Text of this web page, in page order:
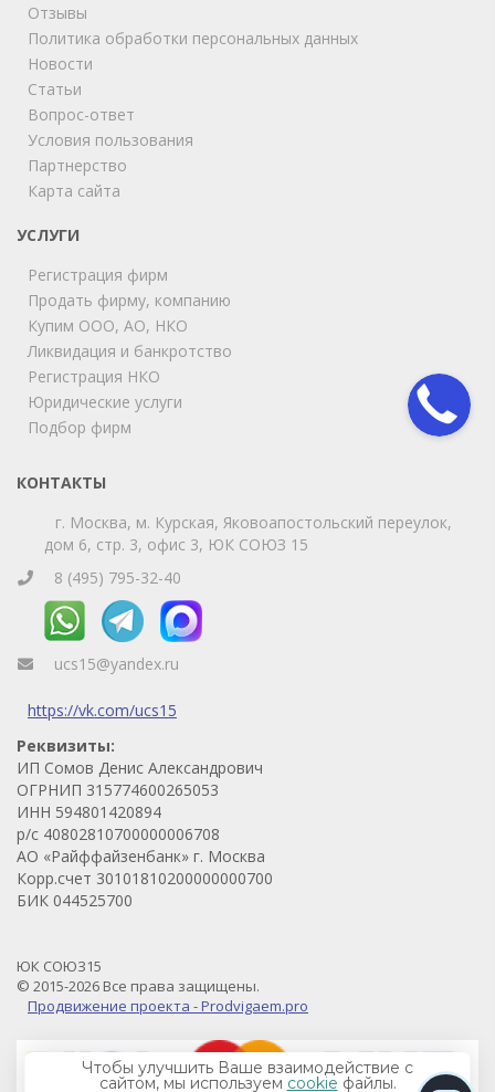
Отзывы
Политика обработки персональных данных
Новости
Статьи
Вопрос-ответ
Условия пользования
Партнерство
Карта сайта
УСЛУГИ
Регистрация фирм
Продать фирму, компанию
Купим ООО, АО, НКО
Ликвидация и банкротство
Регистрация НКО
Юридические услуги
Подбор фирм
КОНТАКТЫ
г. Москва, м. Курская, Яковоапостольский переулок,
дом 6, стр. 3, офис 3, ЮК СОЮЗ 15
8 (495) 795-32-40
ucs15@yandex.ru
https://vk.com/ucs15
Реквизиты:
ИП Сомов Денис Александрович
ОГРНИП 315774600265053
ИНН 594801420894
р/с 40802810700000006708
АО «Райффайзенбанк» г. Москва
Корр.счет 30101810200000000700
БИК 044525700
ЮК СОЮЗ15
© 2015-2026 Все права защищены.
Продвижение проекта - Prodvigaem.pro
Чтобы улучшить Ваше взаимодействие с
сайтом, мы используем cookie файлы.
Мы на связи!
Позвоните нам или свяжитесь с нами через любой
удобный мессенджер!
Telegram